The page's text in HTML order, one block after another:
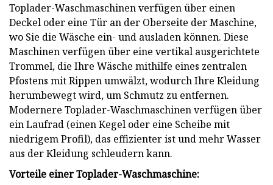
Toplader-Waschmaschinen verfügen über einen
Deckel oder eine Tür an der Oberseite der Maschine,
wo Sie die Wäsche ein- und ausladen können. Diese
Maschinen verfügen über eine vertikal ausgerichtete
Trommel, die Ihre Wäsche mithilfe eines zentralen
Pfostens mit Rippen umwälzt, wodurch Ihre Kleidung
herumbewegt wird, um Schmutz zu entfernen.
Modernere Toplader-Waschmaschinen verfügen über
ein Laufrad (einen Kegel oder eine Scheibe mit
niedrigem Profil), das effizienter ist und mehr Wasser
aus der Kleidung schleudern kann.
Vorteile einer Toplader-Waschmaschine: